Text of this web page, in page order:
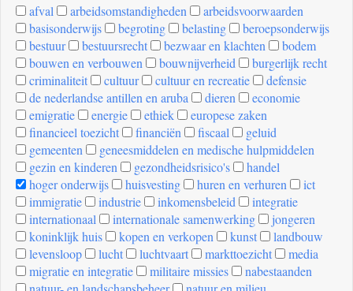
[invalid
name]
afval arbeidsomstandigheden
arbeidsvoorwaarden
basisonderwijs
begroting belasting
beroepsonderwijs
bestuur
bestuursrecht bezwaar en klachten
bodem
bouwen en verbouwen
bouwnijverheid
burgerlijk recht
criminaliteit
cultuur cultuur en recreatie
defensie
de nederlandse antillen en aruba
dieren
economie
emigratie
energie ethiek
europese zaken
financieel toezicht
financiën fiscaal
geluid
gemeenten
geneesmiddelen en medische hulpmiddelen
gezin en kinderen
gezondheidsrisico's
handel
hoger onderwijs
huisvesting huren en verhuren
ict
immigratie
industrie inkomensbeleid
integratie
internationaal
internationale samenwerking
jongeren
koninklijk huis
kopen en verkopen kunst
landbouw
levensloop
lucht luchtvaart markttoezicht
media
migratie en integratie
militaire missies
nabestaanden